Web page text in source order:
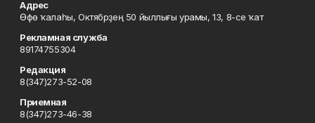
Адрес
Өфө ҡалаһы, Октябрҙең 50 йыллығы урамы, 13, 8-се ҡат
Рекламная служба
89174755304
Редакция
8(347)273-52-08
Приемная
8(347)273-46-38